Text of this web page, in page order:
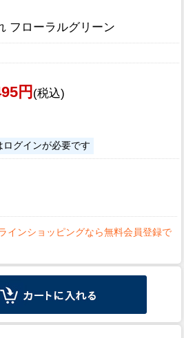
フローラルグリーン
円 (税込)
グインが必要です